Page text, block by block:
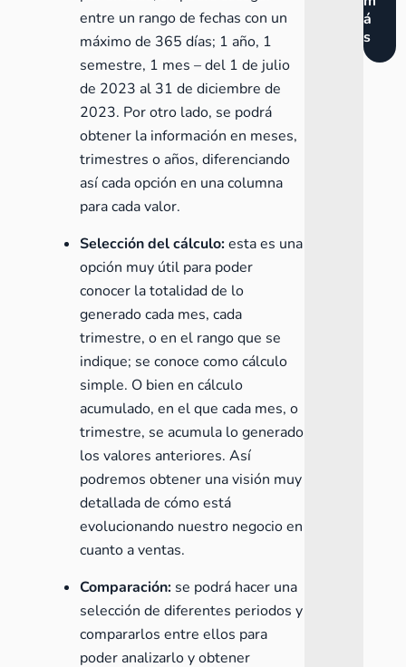
entre un rango de fechas con un
máximo de 365 días; 1 año, 1
semestre, 1 mes – del 1 de julio
de 2023 al 31 de diciembre de
2023. Por otro lado, se podrá
obtener la información en meses,
trimestres o años, diferenciando
así cada opción en una columna
para cada valor.
Selección del cálculo:esta es una
opción muy útil para poder
conocer la totalidad de lo
generado cada mes, cada
trimestre, o en el rango que se
indique; se conoce como cálculo
simple. O bien en cálculo
acumulado, en el que cada mes, o
trimestre, se acumula lo generado
los valores anteriores. Así
podremos obtener una visión muy
detallada de cómo está
evolucionando nuestro negocio en
cuanto a ventas.
Comparación: se podrá hacer una
selección de diferentes periodos y
compararlos entre ellos para
poder analizarlo y obtener
á
s